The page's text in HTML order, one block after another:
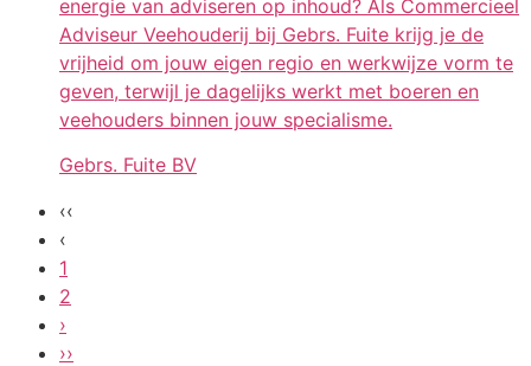
energie van adviseren op inhoud? Als Commercieel
Adviseur Veehouderij bij Gebrs. Fuite krijg je de
vrijheid om jouw eigen regio en werkwijze vorm te
geven, terwijl je dagelijks werkt met boeren en
veehouders binnen jouw specialisme.
Gebrs. Fuite BV
‹‹
‹
1
2
›
››